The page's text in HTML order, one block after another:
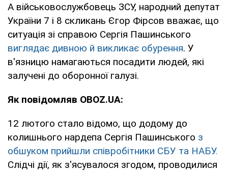
А військовослужбовець ЗСУ, народний депутат
України 7 і 8 скликань Єгор Фірсов вважає, що
ситуація зі справою Сергія Пашинського
виглядає дивною й викликає обурення. У
в'язницю намагаються посадити людей, які
залучені до оборонної галузі.
Як повідомляв OBOZ.UA:
12 лютого стало відомо, що додому до
колишнього нардепа Сергія Пашинського з
обшуком прийшли співробітники СБУ та НАБУ.
Слідчі дії, як з'ясувалося згодом, проводилися